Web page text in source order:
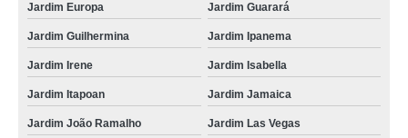
empresa que faz foto lembrança no Vale do Paraíba Jardim Renata
empresa foto lembrança Lapa
Jardim Europa Jardim Guarará
Jardim Guilhermina Jardim Ipanema
Jardim Irene Jardim Isabella
Jardim Itapoan Jardim Jamaica
Jardim João Ramalho Jardim Las Vegas